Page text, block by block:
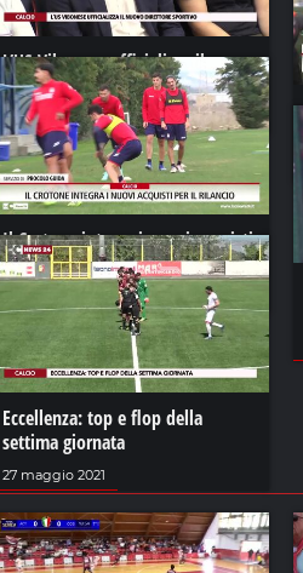
L’US Vibonese ufficializza il nuovo
direttore sportivo
23 giugno 2023
Il Crotone integra i nuovi acquisti
per il rilancio
Eccellenza: top e flop della
settima giornata
27 maggio 2021